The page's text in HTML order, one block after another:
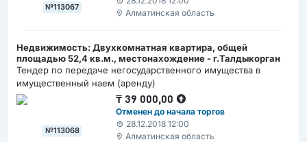
№113067
Алматинская область
Недвижимость: Двухкомнатная квартира, общей
площадью 52,4 кв.м., местонахождение - г.Талдыкорган
Тендер по передаче негосударственного имущества в
имущественный наем (аренду)
№113068
₸39 000,00
Отменен до начала торгов
28.12.2018 12:00
Алматинская область